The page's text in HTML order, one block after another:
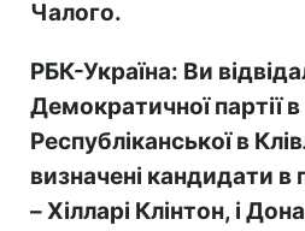
Чалого.
РБК-Україна: Ви
Демократичної партії в
Республіканської в
визначені кандидати
– Хілларі Клінтон, і